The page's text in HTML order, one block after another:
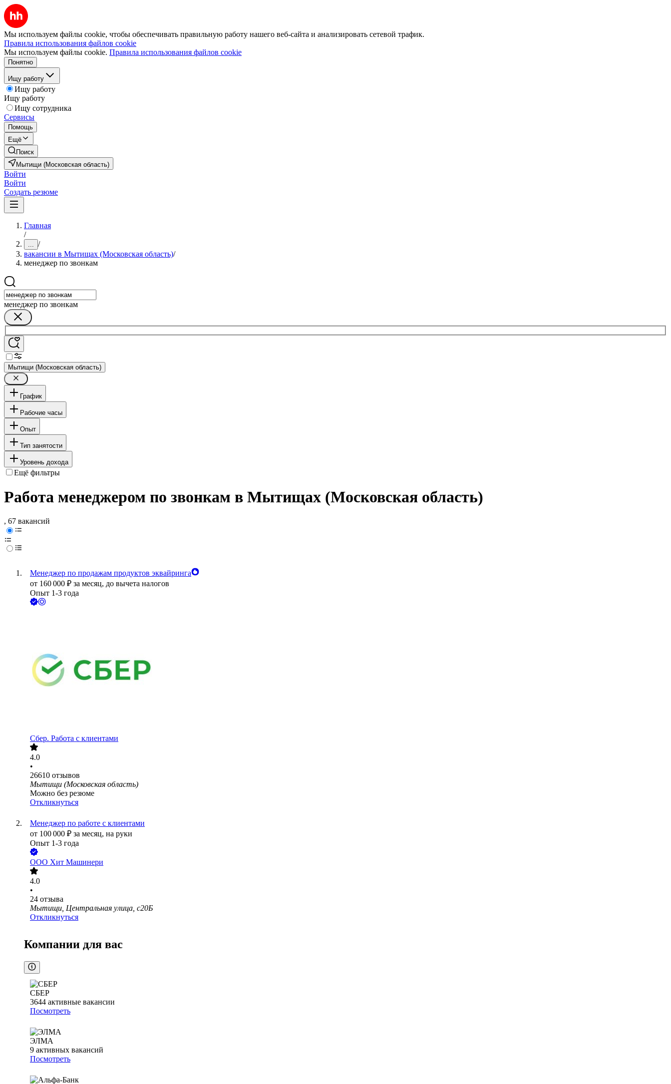
Мы используем файлы cookie, чтобы обеспечивать правильную работу нашего веб-сайта и анализировать сетевой трафик.
Правила использования файлов cookie
Мы используем файлы cookie. Правила использования файлов cookie
Понятно
Ищу работу
Ищу работу
Ищу работу
Ищу сотрудника
Сервисы
Помощь
Ещё
Поиск
Мытищи (Московская область)
Войти
Войти
Создать резюме
Главная
/
... /
вакансии в Мытищах (Московская область)/
менеджер по звонкам
менеджер по звонкам
Мытищи (Московская область)
График
Рабочие часы
Опыт
Тип занятости
Уровень дохода
Ещё фильтры
Работа менеджером по звонкам в Мытищах (Московская область)
, 67 вакансий
Менеджер по продажам продуктов эквайринга
от 160 000 ₽ за месяц, до вычета налогов
Опыт 1-3 года
Сбер. Работа с клиентами
4.0
•
26610 отзывов
Мытищи (Московская область)
Можно без резюме
Откликнуться
Менеджер по работе с клиентами
от 100 000 ₽ за месяц, на руки
Опыт 1-3 года
ООО Хит Машинери
4.0
•
24 отзыва
Мытищи, Центральная улица, с20Б
Откликнуться
Компании для вас
СБЕР
3644 активные вакансии
Посмотреть
ЭЛМА
9 активных вакансий
Посмотреть